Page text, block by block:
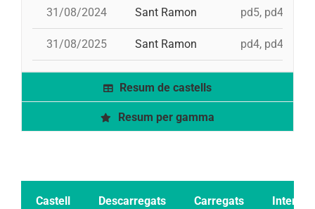
31/08/2024 Sant Ramon pd5, pd4, 4d8,
31/08/2025 Sant Ramon pd4, pd4,
Resum de castells
Resum per gamma
Castell Descarregats Carregats Intents